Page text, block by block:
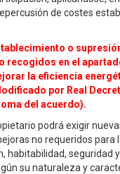
de costes
o
recogidos en el
la eficiencia
por Real
del acuerdo).
podrá exigir
no requeridos para
habitabilidad, seguridad
su naturaleza y